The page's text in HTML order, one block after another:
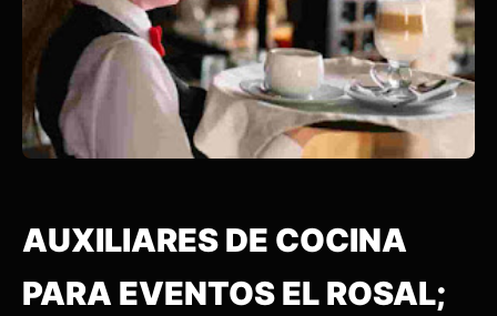
AUXILIARES DE COCINA
PARA EVENTOS EL ROSAL;